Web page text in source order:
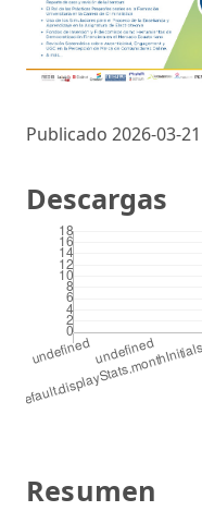
Publicado 2026-03-21
Resumen
Descargas